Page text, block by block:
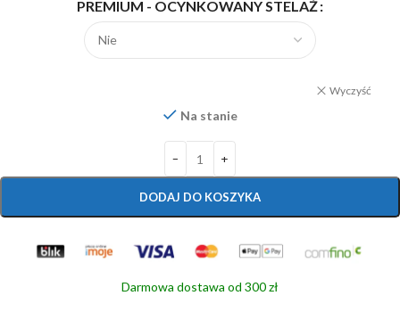
PREMIUM - OCYNKOWANY STELAŻ
Wyczyść
Na stanie
DODAJ DO KOSZYKA
Darmowa dostawa od 300 zł